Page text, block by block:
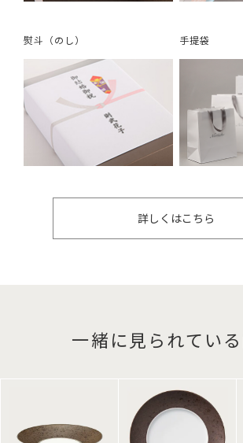
熨斗（のし） 手提袋
詳しくはこちら
一緒に見られてい